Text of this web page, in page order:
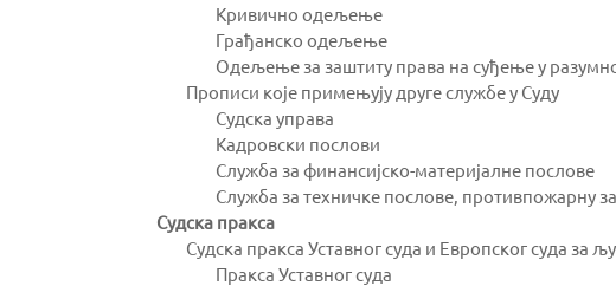
Кривично одељење
Грађанско одељење
Одељење за заштиту права на суђење у
Прописи које примењују друге службе у Суду
Судска управа
Кадровски послови
Служба за финансијско-материјалне послове
Служба за техничке послове, противпожарну
Судска пракса
Судска пракса Уставног суда и Европског суда за
Пракса Уставног суда